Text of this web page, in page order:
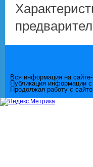
Вся информация на
Публикация информации
Продолжая работу с